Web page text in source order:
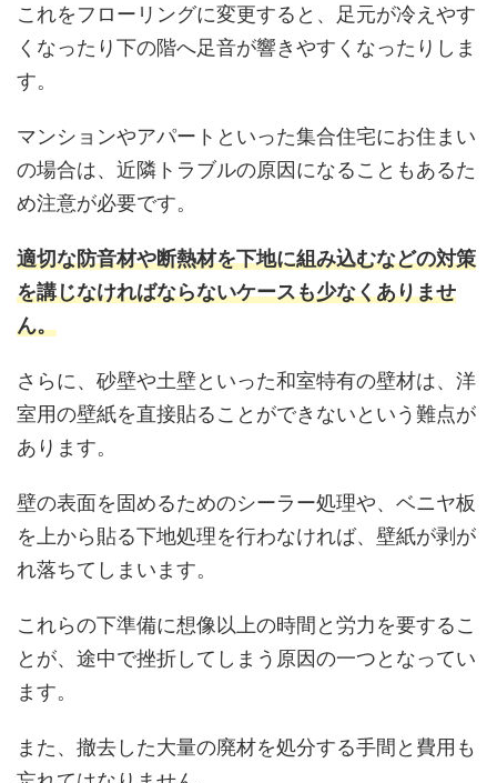
これをフローリングに変更すると、足元が冷えやす
くなったり下の階へ足音が響きやすくなったりしま
す。
マンションやアパートといった集合住宅にお住まい
の場合は、近隣トラブルの原因になることもあるた
め注意が必要です。
適切な防音材や断熱材を下地に組み込むなどの対策
を講じなければならないケースも少なくありませ
ん。
さらに、砂壁や土壁といった和室特有の壁材は、洋
室用の壁紙を直接貼ることができないという難点が
あります。
壁の表面を固めるためのシーラー処理や、ベニヤ板
を上から貼る下地処理を行わなければ、壁紙が剥が
れ落ちてしまいます。
これらの下準備に想像以上の時間と労力を要するこ
とが、途中で挫折してしまう原因の一つとなってい
ます。
また、撤去した大量の廃材を処分する手間と費用も